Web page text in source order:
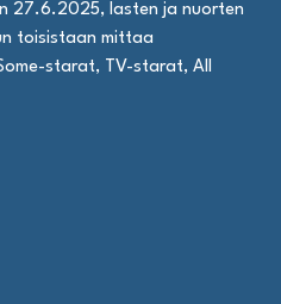
27.6.2025, lasten ja nuorten
toisistaan mittaa
starat, TV-starat, All